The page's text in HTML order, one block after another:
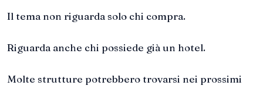
Il tema non riguarda solo chi compra.
Riguarda anche chi possiede già un hotel.
Molte strutture potrebbero trovarsi nei prossimi